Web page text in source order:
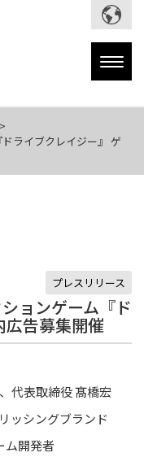
ライブクレイジー』 ゲ
プレスリリース
ョンゲーム『ド
広告募集開催
代表取締役 髙橋宏
ッシングブランド
ム開発者